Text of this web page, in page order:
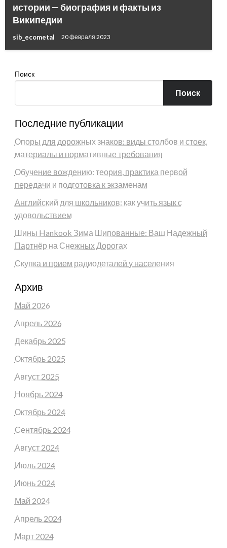
истории — биография и факты из
Википедии
sib_ecometal 20 февраля 2023
Поиск
Поиск
Последние публикации
Опоры для дорожных знаков: виды столбов и стоек,
материалы и нормативные требования
Обучение вождению: теория, практика первой
передачи и подготовка к экзаменам
Английский для школьников: как учить язык с
удовольствием
Шины Hankook Зима Шипованные: Ваш Надежный
Партнёр на Снежных Дорогах
Скупка и прием радиодеталей у населения
Архив
Май 2026
Апрель 2026
Декабрь 2025
Октябрь 2025
Август 2025
Ноябрь 2024
Октябрь 2024
Сентябрь 2024
Август 2024
Июль 2024
Июнь 2024
Май 2024
Апрель 2024
Март 2024